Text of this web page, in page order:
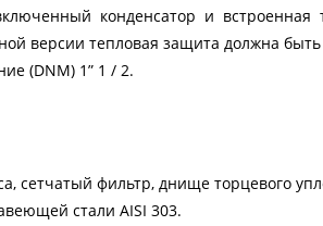
конденсатор и встроенная
версии тепловая защита должна
(DNM) 1” 1 / 2.
сетчатый фильтр, днище торцевого
стали AISI 303.